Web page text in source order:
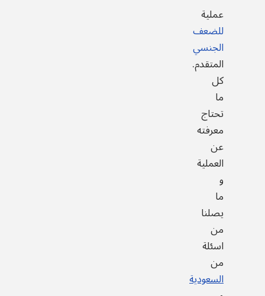
عملية
للضعف
الجنسي
المتقدم.
كل
ما
تحتاج
معرفته
عن
العملية
و
ما
يصلنا
من
اسئلة
من
السعودية